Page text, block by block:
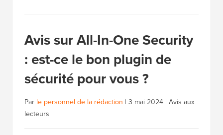
Avis sur All-In-One Security
: est-ce le bon plugin de
sécurité pour vous ?
Par le personnel de la rédaction | 3 mai 2024 | Avis aux
lecteurs